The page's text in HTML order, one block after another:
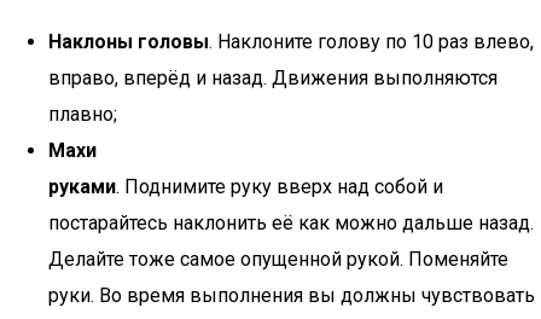
Наклоны головы. Наклоните голову по 10 раз влево,
вправо, вперёд и назад. Движения выполняются
плавно;
Махи
руками. Поднимите руку вверх над собой и
постарайтесь наклонить её как можно дальше назад.
Делайте тоже самое опущенной рукой. Поменяйте
руки. Во время выполнения вы должны чувствовать